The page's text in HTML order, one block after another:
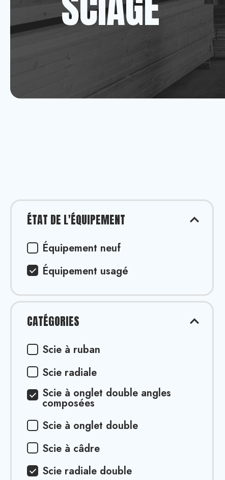
ÉTAT DE L'ÉQUIPEMENT
Équipement neuf
Équipement usagé
CATÉGORIES
Scie à ruban
Scie radiale
Scie à onglet double angles
composées
Scie à onglet double
Scie à câdre
Scie radiale double